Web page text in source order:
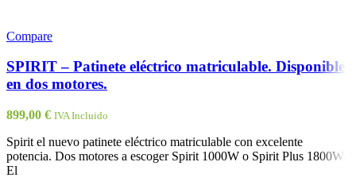
Compare
SPIRIT – Patinete eléctrico matriculable. Disponible
en dos motores.
899,00 € IVA Incluido
Spirit el nuevo patinete eléctrico matriculable con excelente
potencia. Dos motores a escoger Spirit 1000W o Spirit Plus 1800W.
El